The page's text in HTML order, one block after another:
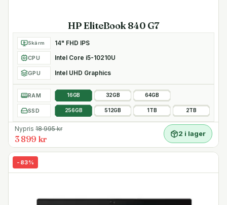
HP EliteBook 840 G7
Skärm 14" FHD IPS
CPU Intel Core i5-10210U
GPU Intel UHD Graphics
RAM 16GB 32GB 64GB
SSD 256GB 512GB 1TB 2TB
Nypris 18 995kr
3 899 kr
2 i lager
- 83%